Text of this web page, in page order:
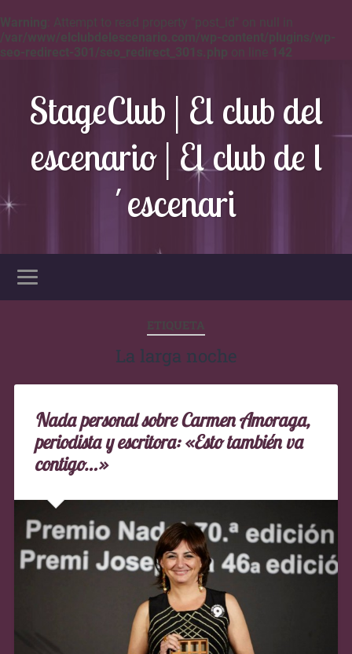
Warning : Attempt to read property "post_id" on null in
/var/www/elclubdelescenario.com/wp-content/plugins/wp-
seo-redirect-301/seo_redirect_301s.php on line 142
StageClub | El club del
escenario | El club de l
´escenari
ETIQUETA
La larga noche
Nada personal sobre Carmen Amoraga,
periodista y escritora: «Esto también va
contigo…»